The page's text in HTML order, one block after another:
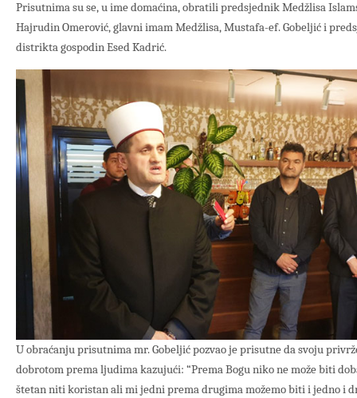
Prisutnima su se, u ime domaćina, obratili predsjednik Medžlisa
Hajrudin Omerović, glavni imam Medžlisa, Mustafa-ef. Gobeljić i
distrikta gospodin Esed Kadrić.
U obraćanju prisutnima mr. Gobeljić pozvao je prisutne da svoju
dobrotom prema ljudima kazujući: “Prema Bogu niko ne može biti
štetan niti koristan ali mi jedni prema drugima možemo biti i jedno i